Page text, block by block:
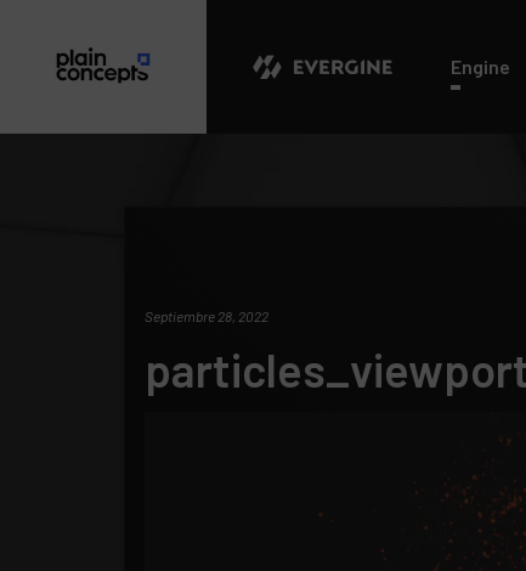
Engine
Septiembre 28, 2022